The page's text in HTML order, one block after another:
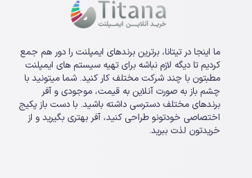
ما اینجا در تیتانا، برترین برندهای ایمپلنت را دور هم جمع
کردیم تا دیگه لازم نباشه برای تهیه سیستم های ایمپلنت
مطبتون با چند شرکت مختلف کار کنید. شما میتونید با
چشم باز به صورت آنلاین به قیمت، موجودی و آفر
برندهای مختلف دسترسی داشته باشید. با دست باز پکیج
اختصاصی خودتونو طراحی کنید، آفر بهتری بگیرید و از
خریدتون لذت ببرید.